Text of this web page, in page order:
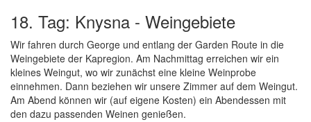
18. Tag: Knysna - Weingebiete
Wir fahren durch George und entlang der Garden Route in die
Weingebiete der Kapregion. Am Nachmittag erreichen wir ein
kleines Weingut, wo wir zunächst eine kleine Weinprobe
einnehmen. Dann beziehen wir unsere Zimmer auf dem Weingut.
Am Abend können wir (auf eigene Kosten) ein Abendessen mit
den dazu passenden Weinen genießen.